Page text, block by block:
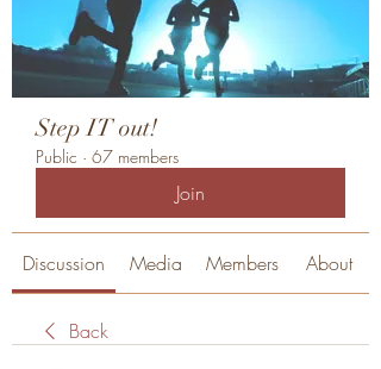
Step IT out!
Public · 67 members
Join
Discussion Media Members About
Back